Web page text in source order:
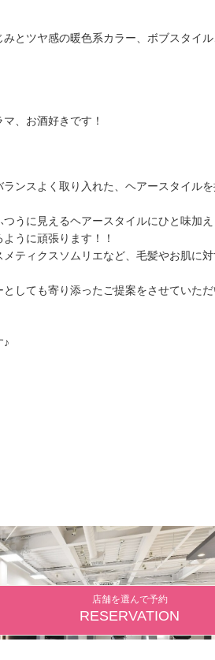
店舗を選んで予約
RESERVATION
とツヤ感の暖色系カラー、ボブスタイ
、お酒好きです！
ンスよく取り入れた、ヘアースタイルを
うに見えるヘアースタイルにひと味加え
うに頑張ります！！
ティクスソムリエなど、毛髪やお肌に
しても寄り添ったご提案をさせていた
♪